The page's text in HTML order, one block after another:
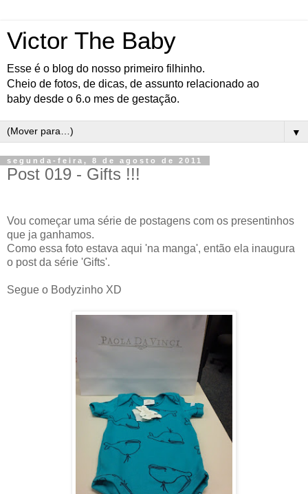
Victor The Baby
Esse é o blog do nosso primeiro filhinho.
Cheio de fotos, de dicas, de assunto relacionado ao
baby desde o 6.o mes de gestação.
▼
segunda-feira, 8 de agosto de 2011
Post 019 - Gifts !!!
Vou começar uma série de postagens com os presentinhos
que ja ganhamos.
Como essa foto estava aqui 'na manga', então ela inaugura
o post da série 'Gifts'.
Segue o Bodyzinho XD